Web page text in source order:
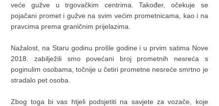
veće gužve u trgovačkim centrima. Također, očekuje se
pojačani promet i gužve na svim većim prometnicama, kao i na
pravcima prema graničnim prijelazima.
Nažalost, na Staru godinu prošle godine i u prvim satima Nove
2018. zabilježili smo povećani broj prometnih nesreća s
poginulim osobama, točnije u četiri prometne nesreće smrtno je
stradalo pet osoba.
Zbog toga bi vas htjeli podsjetiti na savjete za vozače, koje